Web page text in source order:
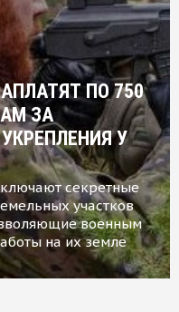
ПО 750
ЗА
У
секретные
участков
военным
на их земле